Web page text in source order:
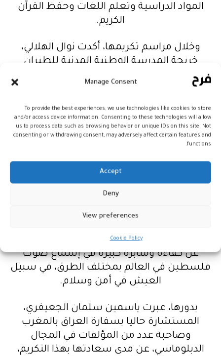
Manage Consent
To provide the best experiences, we use technologies like cookies to store
and/or access device information. Consenting to these technologies will allow
us to process data such as browsing behavior or unique IDs on this site. Not
consenting or withdrawing consent, may adversely affect certain features and
functions.
Accept
Deny
View preferences
Cookie Policy
المواد الدراسية وتعلم اللغات وحفظ القرآن
الكريم.
وخلال مراسم تكريمها، أكدت نوال الهلالي،
خريجة المدرسة الوطنية المدنية للطيران
التابعة لشركة الخطوط الملكية المغربية
وحاصلة على شهادة خبير في الطيران من
جامعة كاليفورنيا الجنوبية، احترامها لكل النساء
اللواتي يناضلن من أجل أطفالهن وعائلاتهن أو
اللائي يناضلن ضد المرض أو الظلم أو من أجل
وأوضحت نوال الهلالي، التي عينت كمساعدة
ربان على متن طائرة البوينغ 737، ثم ربان طائرة
البوينغ 787 دريملاينر بالخطوط الملكية
المغربية، أن النساء عندما يؤمن بفكرة فلا
تقديرها الكبير للمرأة الفلسطينية التي برهنت
عن كفاءة ومثابرة كبيرة في إسماع صوت
فلسطين في العالم بمختلف الطرق، في سبيل
العيش في أمن وسلام.
بدورها، عبرت ياسمين سلمان الجعيفري،
المستشارة حاليا بسفارة العراق بالمغرب
وصاحبة عدد من المؤلفات في المجال
الدبلوماسي، عن مدى سعادتها بهذا التكريم،